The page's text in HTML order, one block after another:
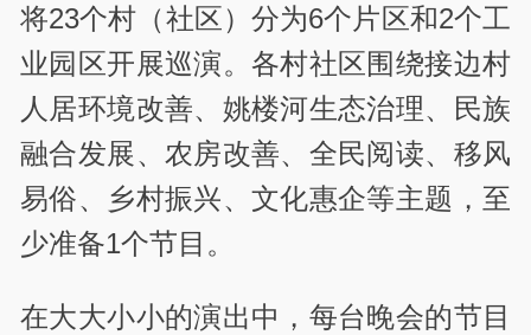
将23个村（社区）分为6个片区和2个工
业园区开展巡演。各村社区围绕接边村
人居环境改善、姚楼河生态治理、民族
融合发展、农房改善、全民阅读、移风
易俗、乡村振兴、文化惠企等主题，至
少准备1个节目。
在大大小小的演出中，每台晚会的节目